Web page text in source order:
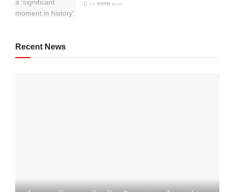
১২ নভেম্বর ২০২০
Recent News